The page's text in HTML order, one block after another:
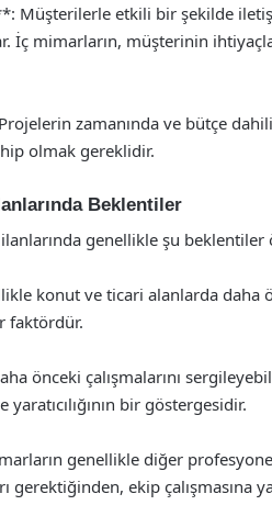
Müşterilerle etkili bir şekilde
İç mimarların, müşterinin
zamanında ve bütçe
olmak gereklidir.
Beklentiler
genellikle şu beklentiler
konut ve ticari alanlarda daha
faktördür.
önceki çalışmalarını
bir göstergesidir.
genellikle diğer
gerektiğinden, ekip çalışmasına